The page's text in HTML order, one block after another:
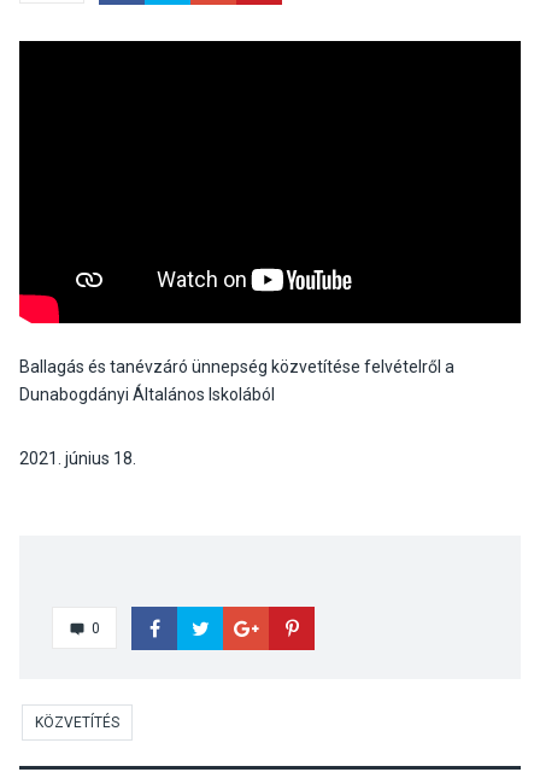
Ballagás és tanévzáró ünnepség közvetítése felvételről a
Dunabogdányi Általános Iskolából
2021. június 18.
0
KÖZVETÍTÉS